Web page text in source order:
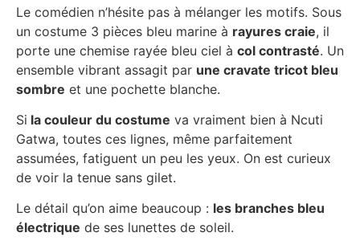
Le comédien n’hésite pas à mélanger les motifs. Sous
un costume 3 pièces bleu marine à rayures craie, il
porte une chemise rayée bleu ciel à col contrasté. Un
ensemble vibrant assagit par une cravate tricot bleu
sombre et une pochette blanche.
Si la couleur du costume va vraiment bien à Ncuti
Gatwa, toutes ces lignes, même parfaitement
assumées, fatiguent un peu les yeux. On est curieux
de voir la tenue sans gilet.
Le détail qu’on aime beaucoup : les branches bleu
électrique de ses lunettes de soleil.